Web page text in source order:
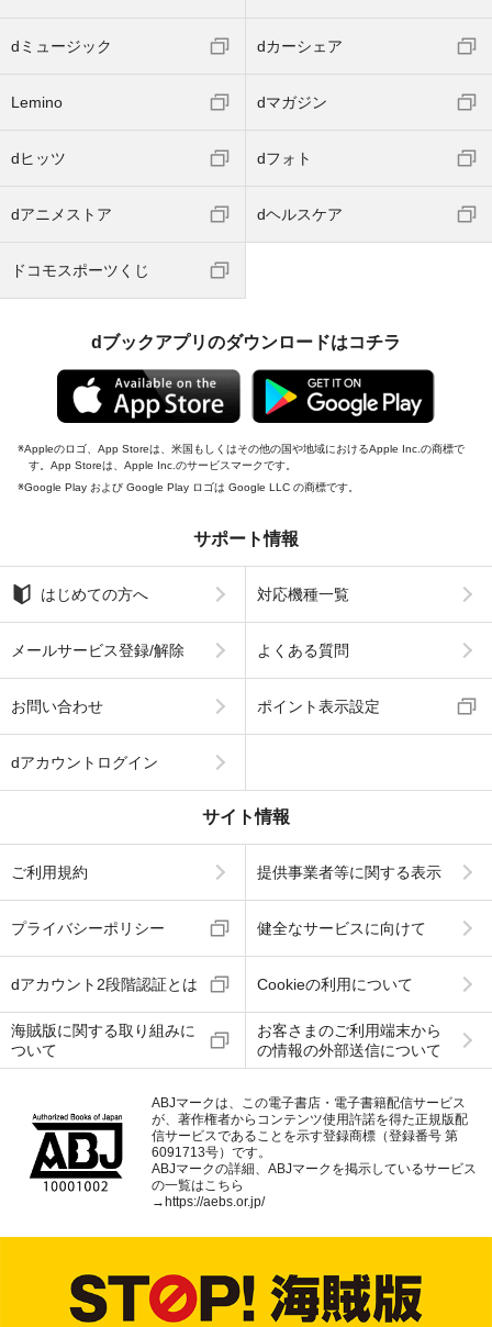
dミュージック dカーシェア
Lemino dマガジン
dヒッツ dフォト
dアニメストア dヘルスケア
ドコモスポーツくじ
dブックアプリのダウンロードはコチラ
Appleのロゴ、App Storeは、米国もしくはその他の国や地域におけるApple Inc.の商標で
す。App Storeは、Apple Inc.のサービスマークです。
Google Play および Google Play ロゴは Google LLC の商標です。
サポート情報
はじめての方へ 対応機種一覧
メールサービス登録/解除 よくある質問
お問い合わせ ポイント表示設定
dアカウントログイン
サイト情報
ご利用規約 提供事業者等に関する表示
プライバシーポリシー 健全なサービスに向けて
dアカウント2段階認証とは Cookieの利用について
海賊版に関する取り組みに
ついて
お客さまのご利用端末から
の情報の外部送信について
ABJマークは、この電子書店・電子書籍配信サービス
が、著作権者からコンテンツ使用許諾を得た正規版配
信サービスであることを示す登録商標（登録番号 第
6091713号）です。
ABJマークの詳細、ABJマークを掲示しているサービス
の一覧はこちら
→ https://aebs.or.jp/